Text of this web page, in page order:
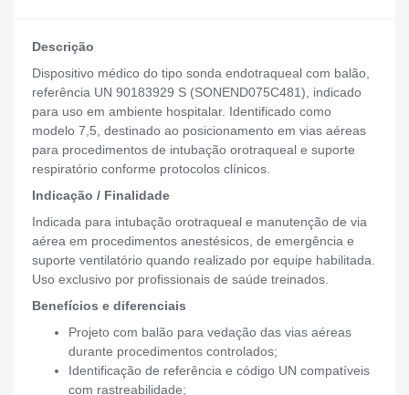
Descrição
Dispositivo médico do tipo sonda endotraqueal com balão,
referência UN 90183929 S (SONEND075C481), indicado
para uso em ambiente hospitalar. Identificado como
modelo 7,5, destinado ao posicionamento em vias aéreas
para procedimentos de intubação orotraqueal e suporte
respiratório conforme protocolos clínicos.
Indicação / Finalidade
Indicada para intubação orotraqueal e manutenção de via
aérea em procedimentos anestésicos, de emergência e
suporte ventilatório quando realizado por equipe habilitada.
Uso exclusivo por profissionais de saúde treinados.
Benefícios e diferenciais
Projeto com balão para vedação das vias aéreas
durante procedimentos controlados;
Identificação de referência e código UN compatíveis
com rastreabilidade;